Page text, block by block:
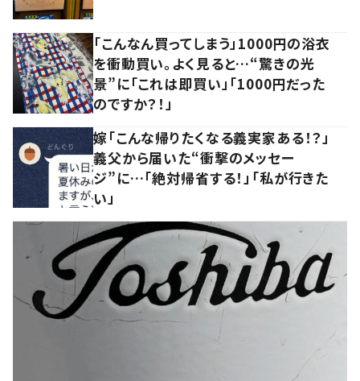
「こんなん買ってしまう」1000円の浴衣
を衝動買い。よく見ると…“驚きの光
景”に「これは即買い」「1000円だった
のですか？！」
嫁「こんな帰りたくなる義実家ある！？」
義父から届いた“衝撃のメッセー
ジ”に…「絶対帰省する！」「私が行きた
い」